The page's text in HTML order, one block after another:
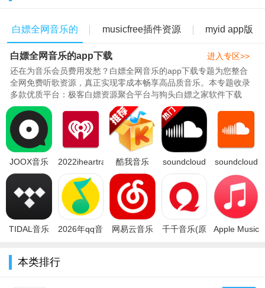
白嫖全网音乐的
app下载
musicfree插件资源 myid app版
本大全
白嫖全网音乐的app下载
还在为音乐会员费用发愁？白嫖全网音乐的app下载专题为您整合
全网免费听歌资源，真正实现零成本畅享高品质音乐。本专题收录
多款优质平台：极客白嫖资源聚合平台与狗头白嫖之家软件下载
2026最新版汇聚全网音乐资源，一..
进入专区>>
JOOX音乐
app下载官
方最新版本
2026v9.6.6
安卓
2022iheartradio
安卓中文版
v10.11.0最
新版
酷我音乐
app下载
2026免费最
新版
V9.3.4.2官
方
soundcloud
音乐免费下
载2026最新
版v2026.01
soundcloud
下载安卓最
新2024中文
版v2024.10
TIDAL音乐
版v2.148.0
2026年qq音
v20.6.0.8手
网易云音乐
千千音乐(原
Apple Music
本类排行